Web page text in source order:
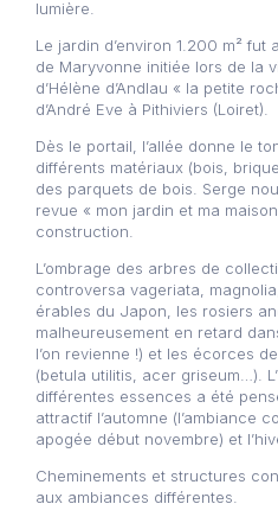
lumière.
Le jardin d’environ 1.200 m² fut
de Maryvonne initiée lors de la
d’Hélène d’Andlau « la petite
d’André Eve à Pithiviers (Loiret).
Dès le portail, l’allée donne le
différents matériaux (bois,
des parquets de bois. Serge
revue « mon jardin et ma
construction.
L’ombrage des arbres de
controversa vageriata,
érables du Japon, les rosiers
malheureusement en retard
l’on revienne !) et les écorces
(betula utilitis, acer griseum…).
différentes essences a été
attractif l’automne (l’ambiance
apogée début novembre) et
Cheminements et structures
aux ambiances différentes.